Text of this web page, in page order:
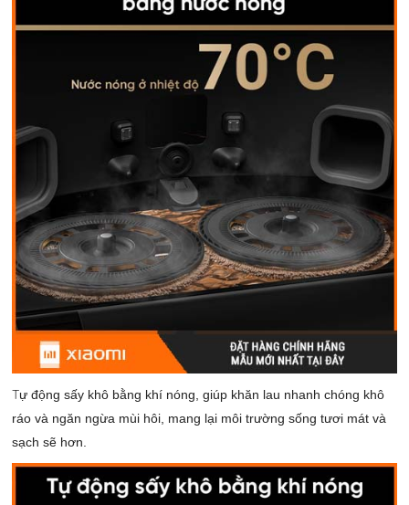
Tự động sấy khô bằng khí nóng, giúp khăn lau nhanh chóng khô
ráo và ngăn ngừa mùi hôi, mang lại môi trường sống tươi mát và
sạch sẽ hơn.